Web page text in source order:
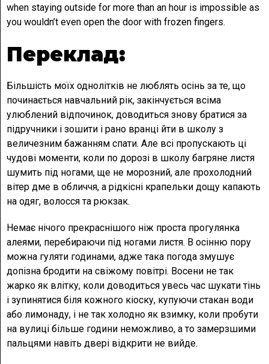
when staying outside for more than an hour is impossible as
you wouldn’t even open the door with frozen fingers.
Переклад:
Більшість моїх однолітків не люблять осінь за те, що
починається навчальний рік, закінчується всіма
улюблений відпочинок, доводиться знову братися за
підручники і зошити і рано вранці йти в школу з
величезним бажанням спати. Але всі пропускають ці
чудові моменти, коли по дорозі в школу багряне листя
шумить під ногами, ще не морозний, але прохолодний
вітер дме в обличчя, а рідкісні крапельки дощу капають
на одяг, волосся та рюкзак.
Немає нічого прекраснішого ніж проста прогулянка
алеями, перебираючи під ногами листя. В осінню пору
можна гуляти годинами, адже така погода змушує
допізна бродити на свіжому повітрі. Восени не так
жарко як влітку, коли доводиться увесь час шукати тінь
і зупинятися біля кожного кіоску, купуючи стакан води
або лимонаду, і не так холодно як взимку, коли пробути
на вулиці більше години неможливо, а то замерзшими
пальцями навіть двері відкрити не вийде.